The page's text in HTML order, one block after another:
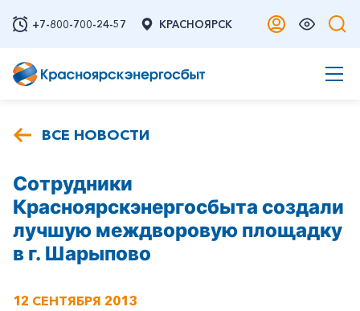
+7-800-700-24-57 КРАСНОЯРСК
ВСЕ НОВОСТИ
Сотрудники
Красноярскэнергосбыта создали
лучшую междворовую площадку
в г. Шарыпово
12 СЕНТЯБРЯ 2013